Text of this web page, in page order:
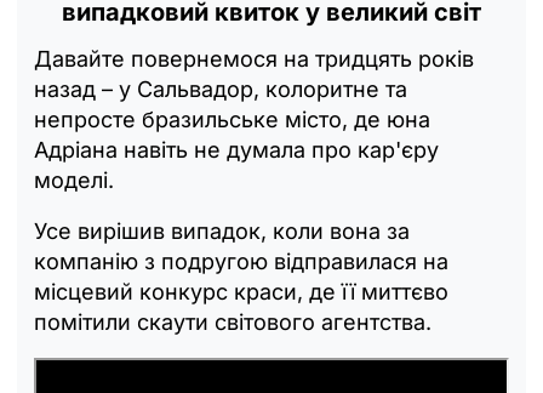
випадковий квиток у великий світ
Давайте повернемося на тридцять років
назад – у Сальвадор, колоритне та
непросте бразильське місто, де юна
Адріана навіть не думала про кар'єру
моделі.
Усе вирішив випадок, коли вона за
компанію з подругою відправилася на
місцевий конкурс краси, де її миттєво
помітили скаути світового агентства.